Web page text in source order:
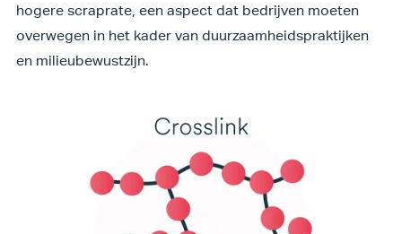
hogere scraprate, een aspect dat bedrijven moeten
overwegen in het kader van duurzaamheidspraktijken
en milieubewustzijn.